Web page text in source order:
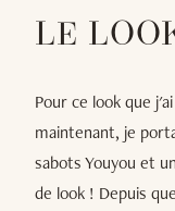
LE
Pour ce look que
maintenant, je
sabots Youyou et
de look ! Depuis